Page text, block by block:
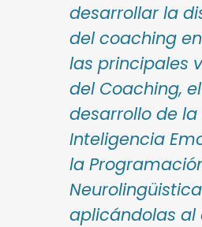
desarrollar la
del coaching
las principales
del Coaching, el
desarrollo de la
Inteligencia
la
Neurolingüistica
aplicándolas